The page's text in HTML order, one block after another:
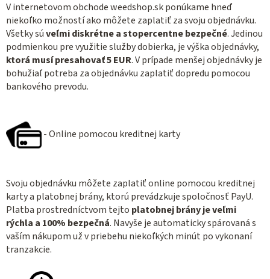
V internetovom obchode weedshop.sk ponúkame hneď
niekoľko možností ako môžete zaplatiť za svoju objednávku.
Všetky súveľmi diskrétne a stopercentne bezpečné. Jedinou
podmienkou pre využitie služby dobierka, je výška objednávky,
ktorá musí presahovať 5 EUR. V prípade menšej objednávky je
bohužiaľ potreba za objednávku zaplatiť dopredu pomocou
bankového prevodu.
- Online pomocou kreditnej karty
Svoju objednávku môžete zaplatiť online pomocou kreditnej
karty a platobnej brány, ktorú prevádzkuje spoločnosť PayU.
Platba prostredníctvom tejto platobnej brány je veľmi
rýchla a 100% bezpečná. Navyše je automaticky spárovaná s
vaším nákupom už v priebehu niekoľkých minút po vykonaní
tranzakcie.